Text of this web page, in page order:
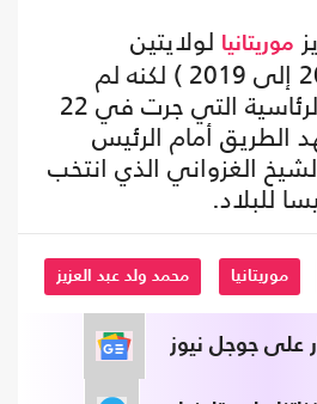
موريتانيا لولايتين
رئاسيتين من (2009 إلى 2019 ) لكنه لم
يترشح للانتخابات الرئاسية التي جرت في 22
بل مهد الطريق أمام الرئيس
الغزواني الذي انتخب
موريتانيا محمد ولد عبد العزيز
على جوجل نيوز